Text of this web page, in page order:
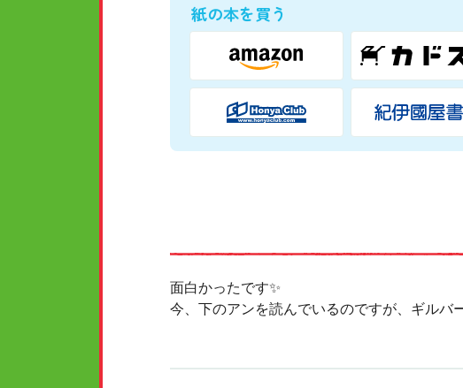
紙の本を買う
面白かったです✨
今、下のアンを読んでいるのですが、ギルバ